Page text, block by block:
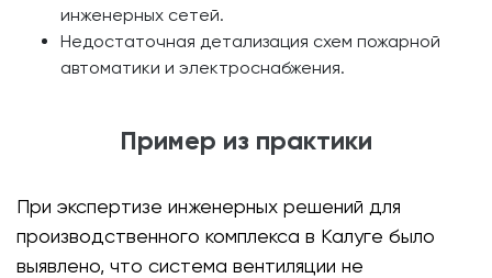
инженерных сетей.
Недостаточная детализация схем пожарной
автоматики и электроснабжения.
Пример из практики
При экспертизе инженерных решений для
производственного комплекса в Калуге было
выявлено, что система вентиляции не